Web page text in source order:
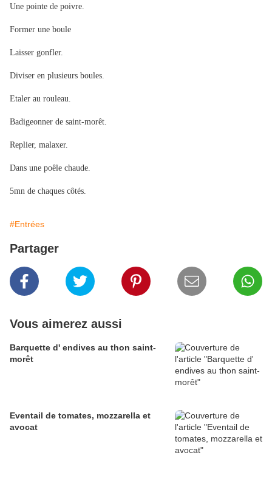
Une pointe de poivre.
Former une boule
Laisser gonfler.
Diviser en plusieurs boules.
Etaler au rouleau.
Badigeonner de saint-morêt.
Replier, malaxer.
Dans une poêle chaude.
5mn de chaques côtés.
#Entrées
Partager
Vous aimerez aussi
Barquette d' endives au thon saint-
morêt
Eventail de tomates, mozzarella et
avocat